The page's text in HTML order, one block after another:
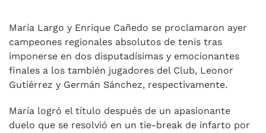
María Largo y Enrique Cañedo se proclamaron ayer
campeones regionales absolutos de tenis tras
imponerse en dos disputadísimas y emocionantes
finales a los también jugadores del Club, Leonor
Gutiérrez y Germán Sánchez, respectivamente.
María logró el título después de un apasionante
duelo que se resolvió en un tie-break de infarto por